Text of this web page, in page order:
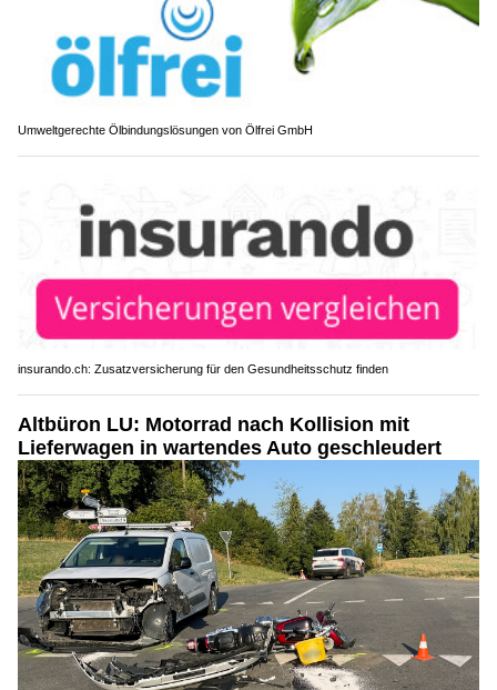
Umweltgerechte Ölbindungslösungen von Ölfrei GmbH
insurando.ch: Zusatzversicherung für den Gesundheitsschutz finden
Altbüron LU: Motorrad nach Kollision mit
Lieferwagen in wartendes Auto geschleudert